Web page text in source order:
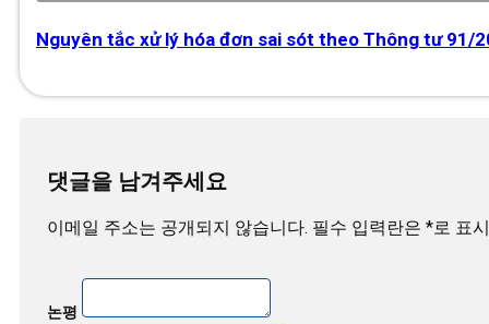
Nguyên tắc xử lý hóa đơn sai sót theo Thông tư 91/
댓글을 남겨주세요
이메일 주소는 공개되지 않습니다. 필수 입력란은 *로 표
논평